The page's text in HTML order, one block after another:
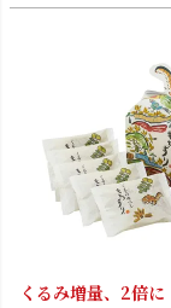
くるみ増量、2倍に